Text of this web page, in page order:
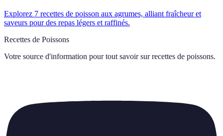
Explorez 7 recettes de poisson aux agrumes, alliant fraîcheur et
saveurs pour des repas légers et raffinés.
Recettes de Poissons
Votre source d'information pour tout savoir sur recettes de poissons.